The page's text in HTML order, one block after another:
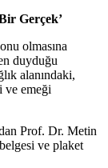
Gerçek’
olmasına
duyduğu
alanındaki,
ve emeği
Prof. Dr. Metin
ve plaket